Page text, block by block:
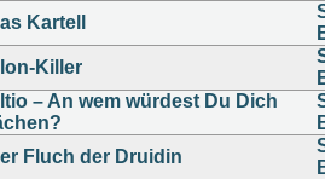
Kartell
Killer
– An wem würdest Du Dich
Fluch der Druidin